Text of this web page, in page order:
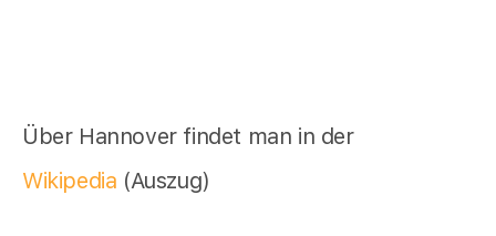
Über Hannover findet man in der
Wikipedia (Auszug)